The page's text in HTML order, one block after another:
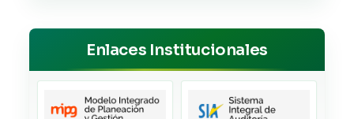
Enlaces Institucionales